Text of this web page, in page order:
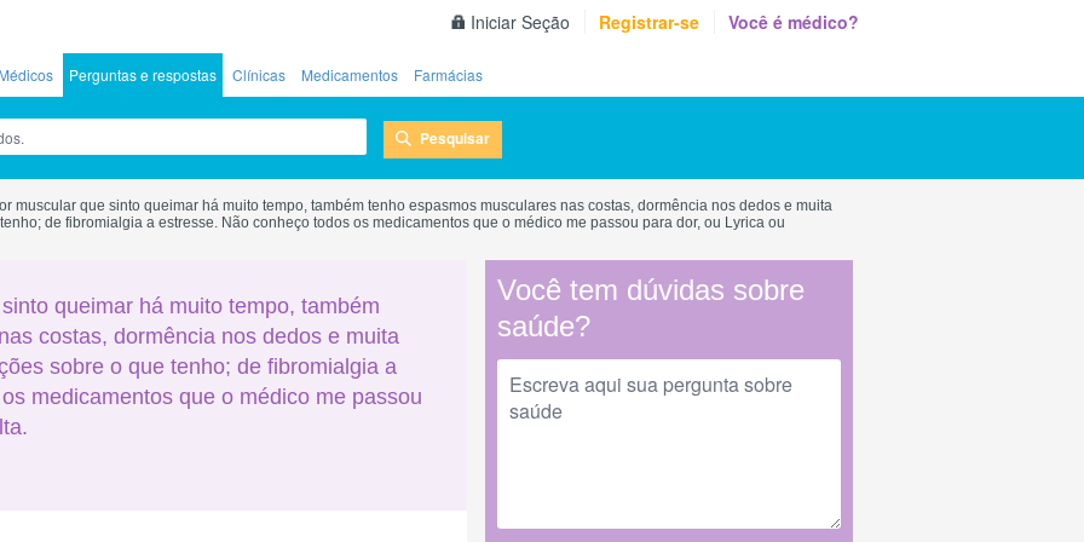
Iniciar Seção Registrar-se Você é médico?
Perguntas e respostas Clínicas Medicamentos Farmácias
Pesquisar
muscular que sinto queimar há muito tempo, também tenho espasmos musculares nas costas, dormência nos dedos e muita
de fibromialgia a estresse. Não conheço todos os medicamentos que o médico me passou para dor, ou Lyrica ou
queimar há muito tempo, também
costas, dormência nos dedos e muita
sobre o que tenho; de fibromialgia a
medicamentos que o médico me passou
Você tem dúvidas sobre
saúde?